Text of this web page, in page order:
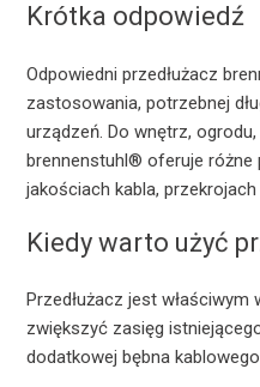
Krótka odpowiedź
Odpowiedni przedłużacz
zastosowania, potrzebnej
urządzeń. Do wnętrz,
brennenstuhl® oferuje różne
jakościach kabla,
Kiedy warto użyć
Przedłużacz jest właściwym
zwiększyć zasięg
dodatkowej bębna